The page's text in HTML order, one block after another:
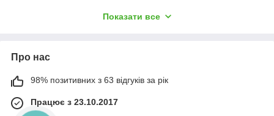
Франківськ, Тернопіль, Біла Церква, Луцьк, Краматорськ,
Кам'янець-Подільський та інші
Показати все
Про нас
98% позитивних з 63 відгуків за рік
Працює з 23.10.2017